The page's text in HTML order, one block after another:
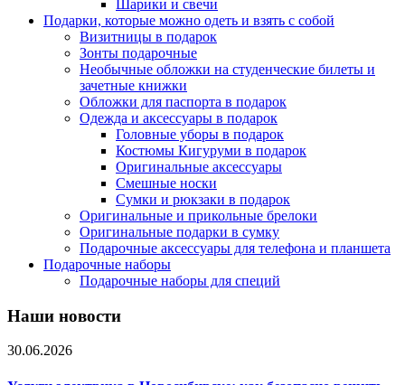
Шарики и свечи
Подарки, которые можно одеть и взять с собой
Визитницы в подарок
Зонты подарочные
Необычные обложки на студенческие билеты и
зачетные книжки
Обложки для паспорта в подарок
Одежда и аксессуары в подарок
Головные уборы в подарок
Костюмы Кигуруми в подарок
Оригинальные аксессуары
Смешные носки
Сумки и рюкзаки в подарок
Оригинальные и прикольные брелоки
Оригинальные подарки в сумку
Подарочные аксессуары для телефона и планшета
Подарочные наборы
Подарочные наборы для специй
Наши новости
30.06.2026